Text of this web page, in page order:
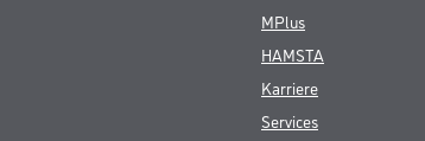
MPlus
HAMSTA
Karriere
Services